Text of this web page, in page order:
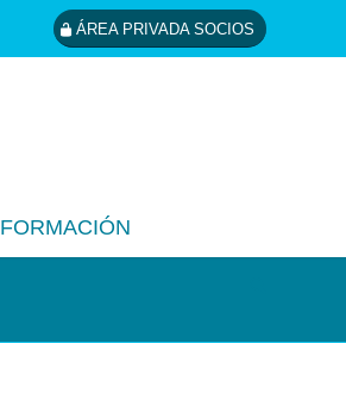
ÁREA PRIVADA SOCIOS
FORMACIÓN